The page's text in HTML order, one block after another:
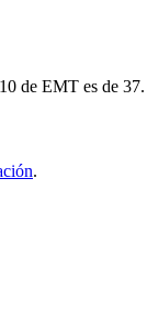
de EMT es de 37.
.